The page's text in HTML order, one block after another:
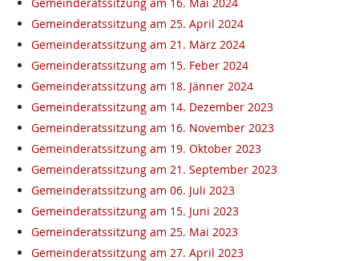
Gemeinderatssitzung am 25. April 2024
Gemeinderatssitzung am 21. März 2024
Gemeinderatssitzung am 15. Feber 2024
Gemeinderatssitzung am 18. Jänner 2024
Gemeinderatssitzung am 14. Dezember 2023
Gemeinderatssitzung am 16. November 2023
Gemeinderatssitzung am 19. Oktober 2023
Gemeinderatssitzung am 21. September 2023
Gemeinderatssitzung am 06. Juli 2023
Gemeinderatssitzung am 15. Juni 2023
Gemeinderatssitzung am 25. Mai 2023
Gemeinderatssitzung am 27. April 2023